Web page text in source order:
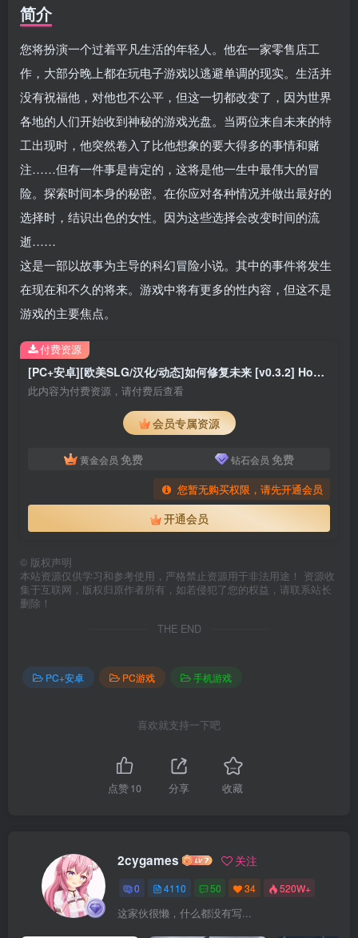
简介
您将扮演一个过着平凡生活的年轻人。他在一家零售店工
作，大部分晚上都在玩电子游戏以逃避单调的现实。生活并
没有祝福他，对他也不公平，但这一切都改变了，因为世界
各地的人们开始收到神秘的游戏光盘。当两位来自未来的特
工出现时，他突然卷入了比他想象的要大得多的事情和赌
注……但有一件事是肯定的，这将是他一生中最伟大的冒
险。探索时间本身的秘密。在你应对各种情况并做出最好的
选择时，结识出色的女性。因为这些选择会改变时间的流
逝……
这是一部以故事为主导的科幻冒险小说。其中的事件将发生
在现在和不久的将来。游戏中将有更多的性内容，但这不是
游戏的主要焦点。
[PC+安卓][欧美SLG/汉化/动态]如何修复未来 [v0.3.2] How to Fix the Future [7.08G]
此内容为付费资源，请付费后查看
会员专属资源
黄金会员 免费 钻石会员 免费
您暂无购买权限，请先开通会员
开通会员
付费资源
© 版权声明
本站资源仅供学习和参考使用，严格禁止资源用于非法用途！ 资源收
集于互联网，版权归原作者所有，如若侵犯了您的权益，请联系站长
删除！
THE END
PC+安卓 PC游戏 手机游戏
喜欢就支持一下吧
点赞10 分享 收藏
2cygames 关注
0 4110 50 34 520W+
这家伙很懒，什么都没有写...